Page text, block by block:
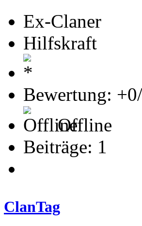
Ex-Claner
Hilfskraft
Bewertung:
Offline
Beiträge: 1
ClanTag